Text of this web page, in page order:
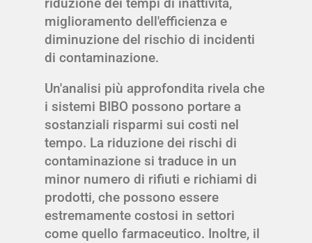
miglioramento dell'efficienza e
diminuzione del rischio di incidenti
di contaminazione.
Un'analisi più approfondita rivela che
i sistemi BIBO possono portare a
sostanziali risparmi sui costi nel
tempo. La riduzione dei rischi di
contaminazione si traduce in un
minor numero di rifiuti e richiami di
prodotti, che possono essere
estremamente costosi in settori
come quello farmaceutico. Inoltre, il